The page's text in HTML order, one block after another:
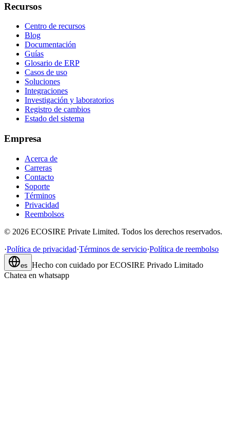
Recursos
Centro de recursos
Blog
Documentación
Guías
Glosario de ERP
Casos de uso
Soluciones
Integraciones
Investigación y laboratorios
Registro de cambios
Estado del sistema
Empresa
Acerca de
Carreras
Contacto
Soporte
Términos
Privacidad
Reembolsos
© 2026 ECOSIRE Private Limited. Todos los derechos reservados.
·Política de privacidad·Términos de servicio·Política de reembolso
es Hecho con cuidado por ECOSIRE Privado Limitado
Chatea en whatsapp